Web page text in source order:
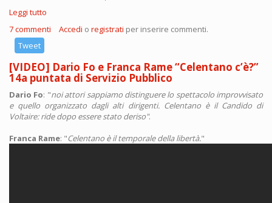
Leggi tutto
7 commenti
Accedi o registrati per inserire commenti.
Tweet
[VIDEO] Dario Fo e Franca Rame “Celentano c’è?”
14a puntata di Servizio Pubblico
Dario Fo: "noi attori sappiamo distinguere lo spettacolo improvvisato
e quello organizzato dagli alti dirigenti. Celentano è il Candido di
Voltaire: ride dopo essere stato deriso".
Franca Rame: "Celentano è il temporale della libertà."